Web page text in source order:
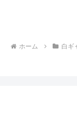
ホーム 白ギ